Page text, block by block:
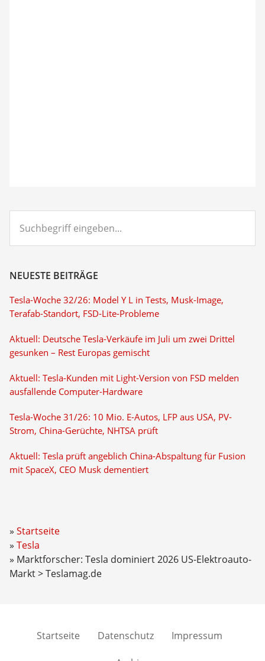
eingeben...
NEUESTE BEITRÄGE
Tesla-Woche 32/26: Model Y L in Tests, Musk-Image,
Terafab-Standort, FSD-Lite-Probleme
Aktuell: Deutsche Tesla-Verkäufe im Juli um zwei Drittel
gesunken – Rest Europas gemischt
Aktuell: Tesla-Kunden mit Light-Version von FSD melden
ausfallende Computer-Hardware
Tesla-Woche 31/26: 10 Mio. E-Autos, LFP aus USA, PV-
Strom, China-Gerüchte, NHTSA prüft
Aktuell: Tesla prüft angeblich China-Abspaltung für Fusion
mit SpaceX, CEO Musk dementiert
Startseite
Tesla
Marktforscher: Tesla dominiert 2026 US-Elektroauto-
Markt > Teslamag.de
Startseite Datenschutz Impressum